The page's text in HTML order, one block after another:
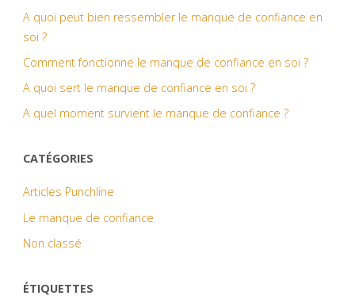
A quoi peut bien ressembler le manque de confiance en
soi ?
Comment fonctionne le manque de confiance en soi ?
A quoi sert le manque de confiance en soi ?
A quel moment survient le manque de confiance ?
CATÉGORIES
Articles Punchline
Le manque de confiance
Non classé
ÉTIQUETTES